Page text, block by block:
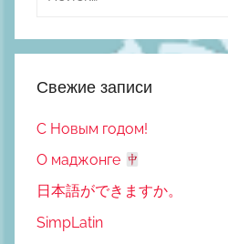
й
Свежие записи
С Новым годом!
О маджонге
日本語ができますか。
SimpLatin